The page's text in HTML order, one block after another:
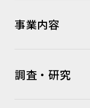
事業内容
調査・研究